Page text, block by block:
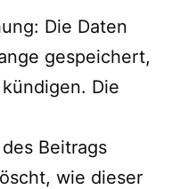
Die Daten
gespeichert,
Die
Beitrags
wie dieser